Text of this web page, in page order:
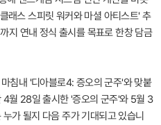
래스 스피릿 워커와 마셜 아티스트' 추
지 연내 정식 출시를 목표로 한창 담금
침내 '디아블로4: 증오의 군주'와 맞붙
월 28일 출시한 '증오의 군주'와 5월 3
가 될지 다음 주가 기대되고 있습니